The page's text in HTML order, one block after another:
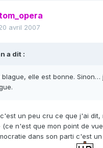
avril 2007
a dit :
elle est bonne. Sinon…
un peu cru ce que j'ai dit,
n'est que mon point de
dans son parti c'est